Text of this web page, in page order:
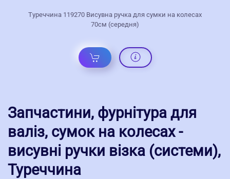
Туреччина 119270 Висувна ручка для сумки на колесах
70см (середня)
Запчастини, фурнітура для
валіз, сумок на колесах -
висувні ручки візка (системи),
Туреччина